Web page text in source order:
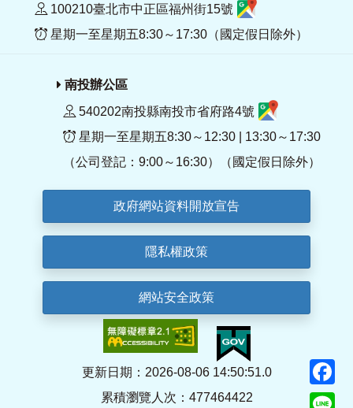
100210臺北市中正區福州街15號
星期一至星期五8:30～17:30（國定假日除外）
南投辦公區
540202南投縣南投市省府路4號
星期一至星期五8:30～12:30 | 13:30～17:30
（公司登記：9:00～16:30）（國定假日除外）
政府網站資料開放宣告
隱私權政策
網站安全政策
更新日期：2026-08-06 14:50:51.0
累積瀏覽人次：477464422